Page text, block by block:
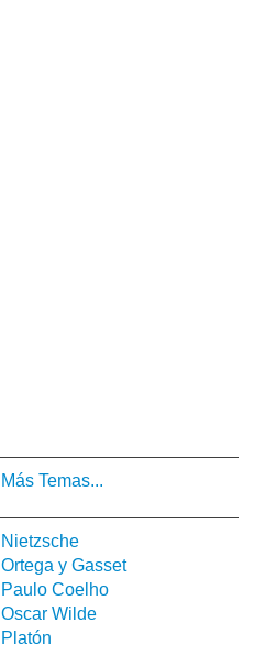
Más Temas...
Nietzsche
Ortega y Gasset
Paulo Coelho
Oscar Wilde
Platón